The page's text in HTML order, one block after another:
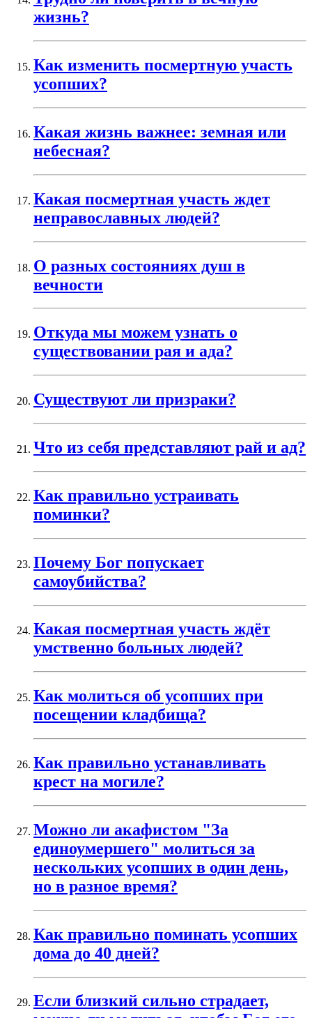
жизнь?
Как изменить посмертную участь
усопших?
Какая жизнь важнее: земная или
небесная?
Какая посмертная участь ждет
неправославных людей?
О разных состояниях душ в
вечности
Откуда мы можем узнать о
существовании рая и ада?
Существуют ли призраки?
Что из себя представляют рай и ад?
Как правильно устраивать
поминки?
Почему Бог попускает
самоубийства?
Какая посмертная участь ждёт
умственно больных людей?
Как молиться об усопших при
посещении кладбища?
Как правильно устанавливать
крест на могиле?
Можно ли акафистом "За
единоумершего" молиться за
нескольких усопших в один день,
но в разное время?
Как правильно поминать усопших
дома до 40 дней?
Если близкий сильно страдает,